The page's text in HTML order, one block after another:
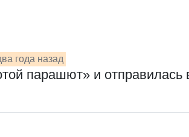
года назад
парашют» и отправилась